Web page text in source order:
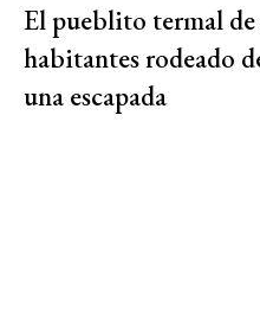
El pueblito termal
habitantes rodeado
una escapada